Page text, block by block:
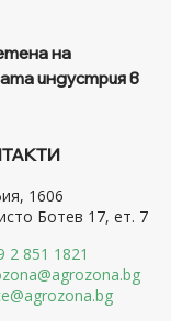
на
индустрия в
1606
Ботев 17, ет. 7
2 851 1821